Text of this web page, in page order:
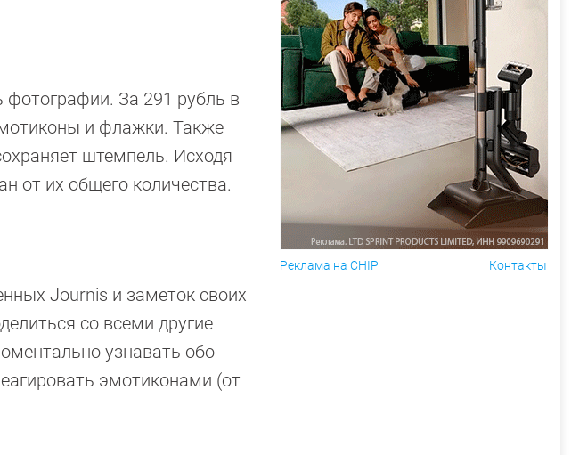
фотографии. За 291 рубль в
и флажки. Также
штемпель. Исходя
от их общего количества.
Journis и заметок своих
со всеми другие
узнавать обо
эмотиконами (от
Реклама на CHIP Контакты